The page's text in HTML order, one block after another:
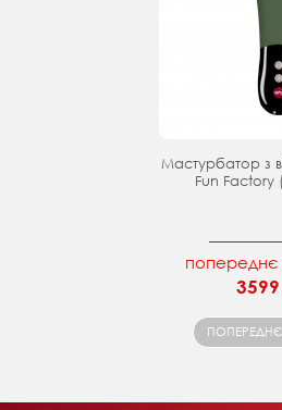
Мастурбатор з
Fun Factory
попереднє